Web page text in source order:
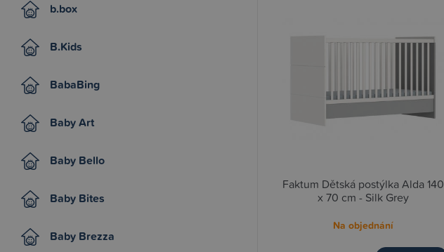
b.box
B.Kids
BabaBing
Baby Art
Baby Bello
Baby Bites
Baby Brezza
Faktum Dětská postýlka Alda 140
x 70 cm - Silk Grey
Na objednání